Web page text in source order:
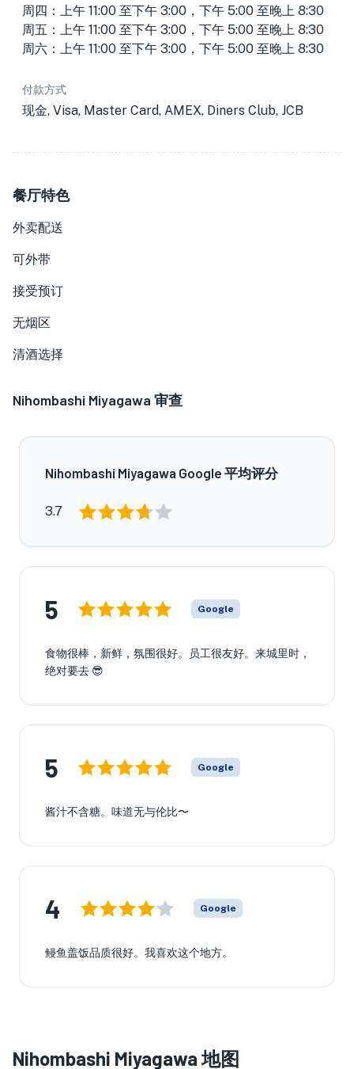
周四：上午 11:00 至下午 3:00，下午 5:00 至晚上 8:30
周五：上午 11:00 至下午 3:00，下午 5:00 至晚上 8:30
周六：上午 11:00 至下午 3:00，下午 5:00 至晚上 8:30
付款方式
现金, Visa, Master Card, AMEX, Diners Club, JCB
餐厅特色
外卖配送
可外带
接受预订
无烟区
清酒选择
Nihombashi Miyagawa 审查
Nihombashi Miyagawa Google 平均评分
3.7
5 Google
食物很棒，新鲜，氛围很好。员工很友好。来城里时，
绝对要去 😎
5 Google
酱汁不含糖。味道无与伦比〜
4 Google
鳗鱼盖饭品质很好。我喜欢这个地方。
Nihombashi Miyagawa 地图